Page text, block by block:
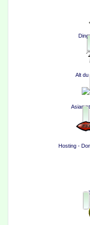
Alt du
Asian
Hosting -